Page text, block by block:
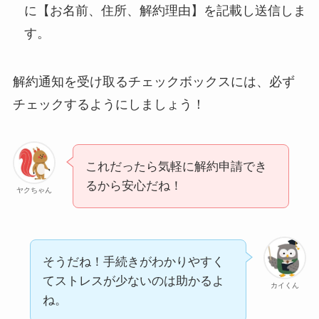
に【お名前、住所、解約理由】を記載し送信しま
す。
解約通知を受け取るチェックボックスには、必ず
チェックするようにしましょう！
ヤクちゃん
これだったら気軽に解約申請でき
るから安心だね！
カイくん
そうだね！手続きがわかりやすく
てストレスが少ないのは助かるよ
ね。